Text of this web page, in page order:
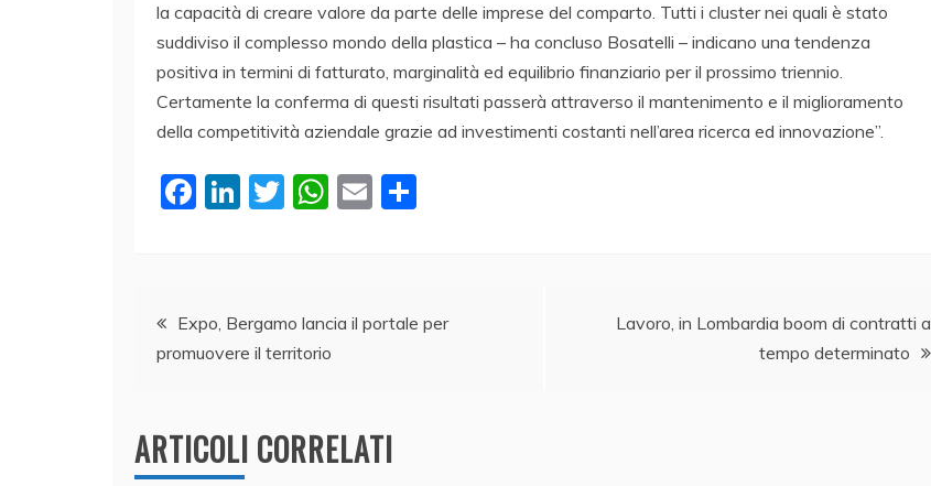
la capacità di creare valore da parte delle imprese del comparto. Tutti i cluster nei quali è stato
suddiviso il complesso mondo della plastica – ha concluso Bosatelli – indicano una tendenza
positiva in termini di fatturato, marginalità ed equilibrio finanziario per il prossimo triennio.
Certamente la conferma di questi risultati passerà attraverso il mantenimento e il miglioramento
della competitività aziendale grazie ad investimenti costanti nell’area ricerca ed innovazione”.
F
b
o
k
Li
dI
n
T
W
A
p
E
vi
Navigazione
articoli
Expo, Bergamo lancia il portale per
promuovere il territorio
Lavoro, in Lombardia boom di contratti a
tempo determinato
ARTICOLI CORRELATI